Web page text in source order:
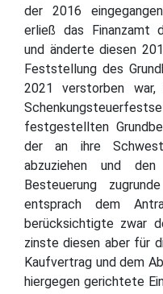
der 2016
erließ das Finanzamt
und änderte diesen
Feststellung des
2021 verstorben
festgestellten
der an ihre
abzuziehen und
Besteuerung
entsprach dem
berücksichtigte zwar
zinste diesen aber für
Kaufvertrag und dem
hiergegen gerichtete